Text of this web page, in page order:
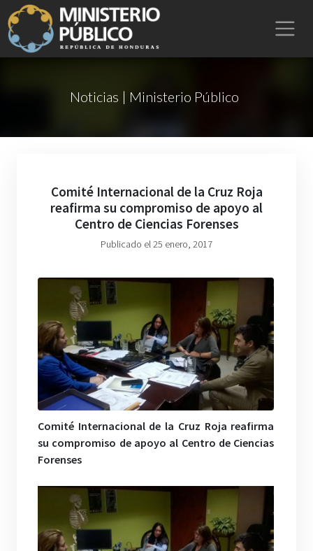
Noticias | Ministerio Público
Comité Internacional de la Cruz Roja
reafirma su compromiso de apoyo al
Centro de Ciencias Forenses
Publicado el 25 enero, 2017
Comité Internacional de la Cruz Roja reafirma
su compromiso de apoyo al Centro de Ciencias
Forenses